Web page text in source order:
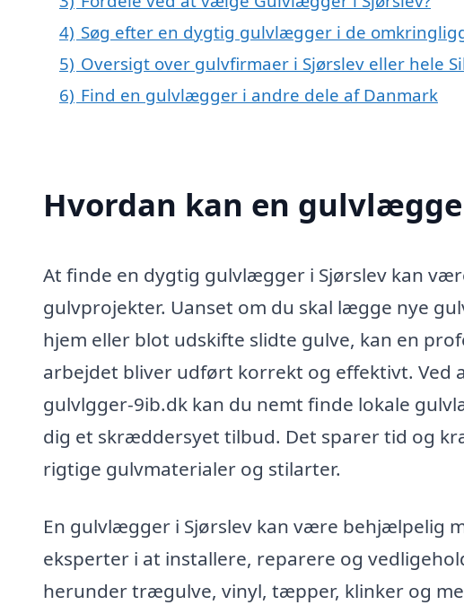
4) Søg efter en dygtig gulvlægger i de
5) Oversigt over gulvfirmaer i Sjørslev eller hele
6) Find en gulvlægger i andre dele af Danmark
Hvordan kan en
At finde en dygtig gulvlægger i Sjørslev kan
gulvprojekter. Uanset om du skal lægge nye
hjem eller blot udskifte slidte gulve, kan en
arbejdet bliver udført korrekt og effektivt. Ved
gulvlgger-9ib.dk kan du nemt finde lokale
dig et skræddersyet tilbud. Det sparer tid og
rigtige gulvmaterialer og stilarter.
En gulvlægger i Sjørslev kan være behjælpelig
eksperter i at installere, reparere og
herunder trægulve, vinyl, tæpper, klinker og